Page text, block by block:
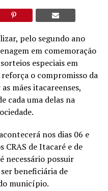
pelo segundo ano
em comemoração
especiais em
o compromisso da
mães itacareenses,
cada uma delas na
nos dias 06 e
CRAS de Itacaré e de
necessário possuir
beneficiária de
município.